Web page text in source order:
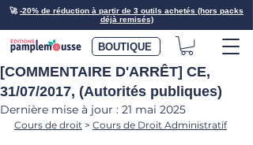
🚀-20% de réduction à partir de 3 outils achetés (hors packs
déjà remisés)
BOUTIQUE
[COMMENTAIRE D'ARRÊT] CE,
31/07/2017, (Autorités publiques)
Dernière mise à jour : 21 mai 2025
Cours de droit > Cours de Droit Administratif